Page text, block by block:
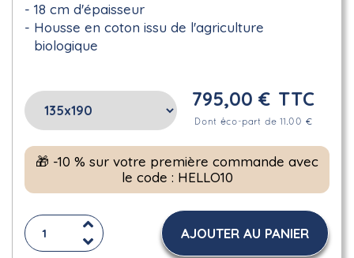
18 cm d'épaisseur
Housse en coton issu de l'agriculture
biologique
795,00 € TTC
Dont éco-part de 11.00 €
🎁 -10 % sur votre première commande avec
le code : HELLO10
AJOUTER AU PANIER